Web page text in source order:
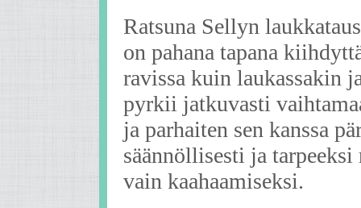
Ratsuna Sellyn
on pahana tapana
ravissa kuin laukassakin
pyrkii jatkuvasti
ja parhaiten sen kanssa
säännöllisesti ja
vain kaahaamiseksi.